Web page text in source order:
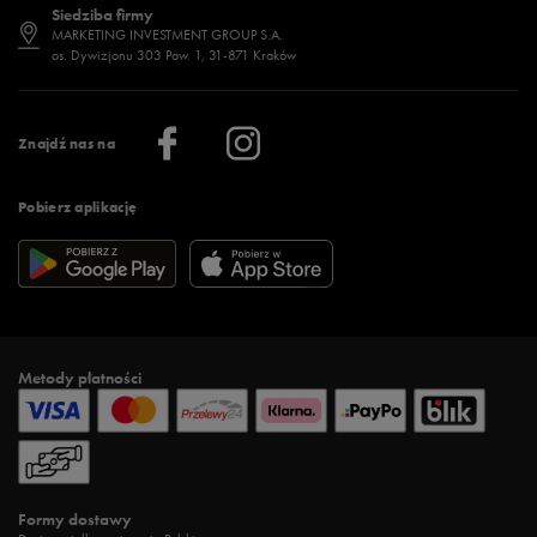
Znajdź nas na
Pobierz aplikację
Regulamin sklepu 50 style
Regulamin aplikacji 50 style
Więcej regulaminów >
Jak wybrać buty na zimę?
Więcej >
Stylizacje damskie
Sklepy stacjonarne
Klub 50 style
Praca
Informacje o firmie
Siedziba firmy
MARKETING INVESTMENT GROUP S.A.
os. Dywizjonu 303 Paw. 1, 31-871 Kraków
Metody płatności
Formy dostawy